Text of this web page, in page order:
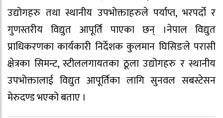
उद्योगहरु तथा स्थानीय उपभोक्ताहरुले पर्याप्त, भरपर्दो र
गुणस्तरीय विद्युत आपूर्ति पाएका छन् ।नेपाल विद्युत
प्राधिकरणका कार्यकारी निर्देशक कुलमान घिसिङले परासी
क्षेत्रका सिमन्ट, स्टीललगायतका ठूला उद्योगहरु र स्थानीय
उपभोक्तालाई विद्युत आपूर्तिका लागि सुनवल सबस्टेसन
मेरुदण्ड भएको बताए ।